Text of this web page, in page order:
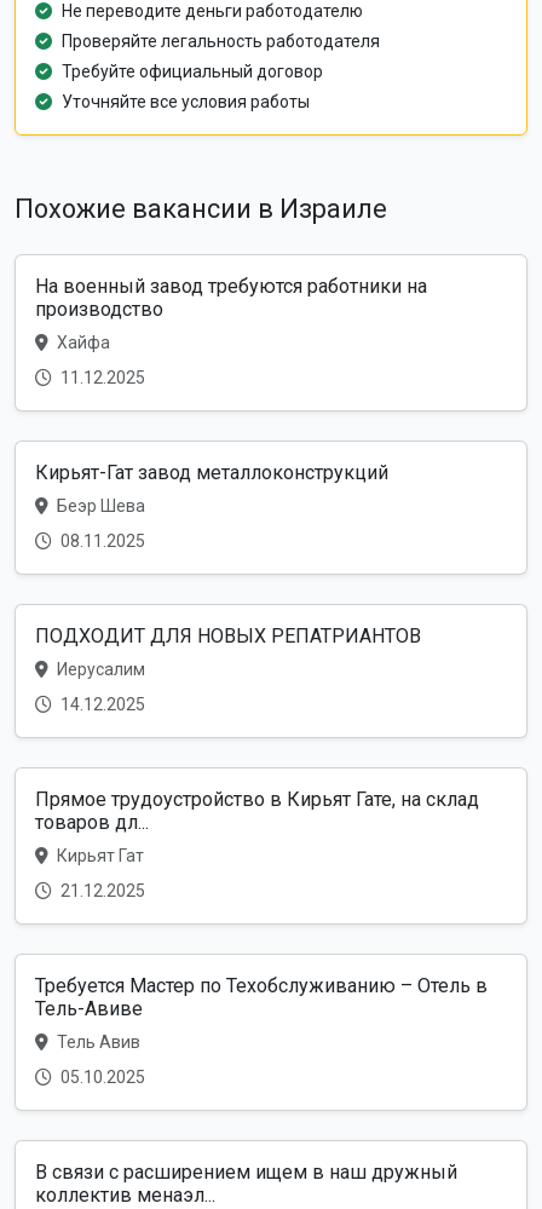
Не переводите деньги работодателю
Проверяйте легальность работодателя
Требуйте официальный договор
Уточняйте все условия работы
Похожие вакансии в Израиле
На военный завод требуются работники на
производство
Хайфа
11.12.2025
Кирьят-Гат завод металлоконструкций
Беэр Шева
08.11.2025
ПОДХОДИТ ДЛЯ НОВЫХ РЕПАТРИАНТОВ
Иерусалим
14.12.2025
Прямое трудоустройство в Кирьят Гате, на склад
товаров дл...
Кирьят Гат
21.12.2025
Требуется Мастер по Техобслуживанию – Отель в
Тель-Авиве
Тель Авив
05.10.2025
В связи с расширением ищем в наш дружный
коллектив менаэл...